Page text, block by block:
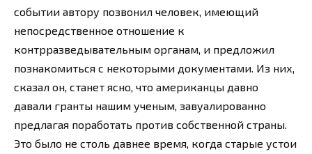
событии автору позвонил человек, имеющий
непосредственное отношение к
контрразведывательным органам, и предложил
познакомиться с некоторыми документами. Из них,
сказал он, станет ясно, что американцы давно
давали гранты нашим ученым, завуалированно
предлагая поработать против собственной страны.
Это было не столь давнее время, когда старые устои